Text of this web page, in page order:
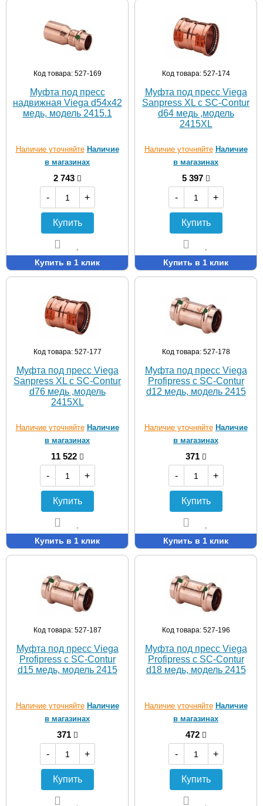
Код товара: 527-169
Муфта под пресс
надвижная Viega d54х42
медь, модель 2415.1
Наличие уточняйте Наличие
в магазинах
2 743
-
+
Купить
Купить в 1 клик
Код товара: 527-174
Муфта под пресс Viega
Sanpress XL c SC-Contur
d64 медь ,модель
2415XL
Наличие уточняйте Наличие
в магазинах
5 397
-
+
Купить
Купить в 1 клик
Код товара: 527-177
Муфта под пресс Viega
Sanpress XL c SC-Contur
d76 медь ,модель
2415XL
Наличие уточняйте Наличие
в магазинах
11 522
-
+
Купить
Купить в 1 клик
Код товара: 527-178
Муфта под пресс Viega
Profipress c SC-Contur
d12 медь, модель 2415
Наличие уточняйте Наличие
в магазинах
371
-
+
Купить
Купить в 1 клик
Код товара: 527-187
Муфта под пресс Viega
Profipress c SC-Contur
d15 медь, модель 2415
Наличие уточняйте Наличие
в магазинах
371
-
+
Купить
Код товара: 527-196
Муфта под пресс Viega
Profipress c SC-Contur
d18 медь, модель 2415
Наличие уточняйте Наличие
в магазинах
472
-
+
Купить